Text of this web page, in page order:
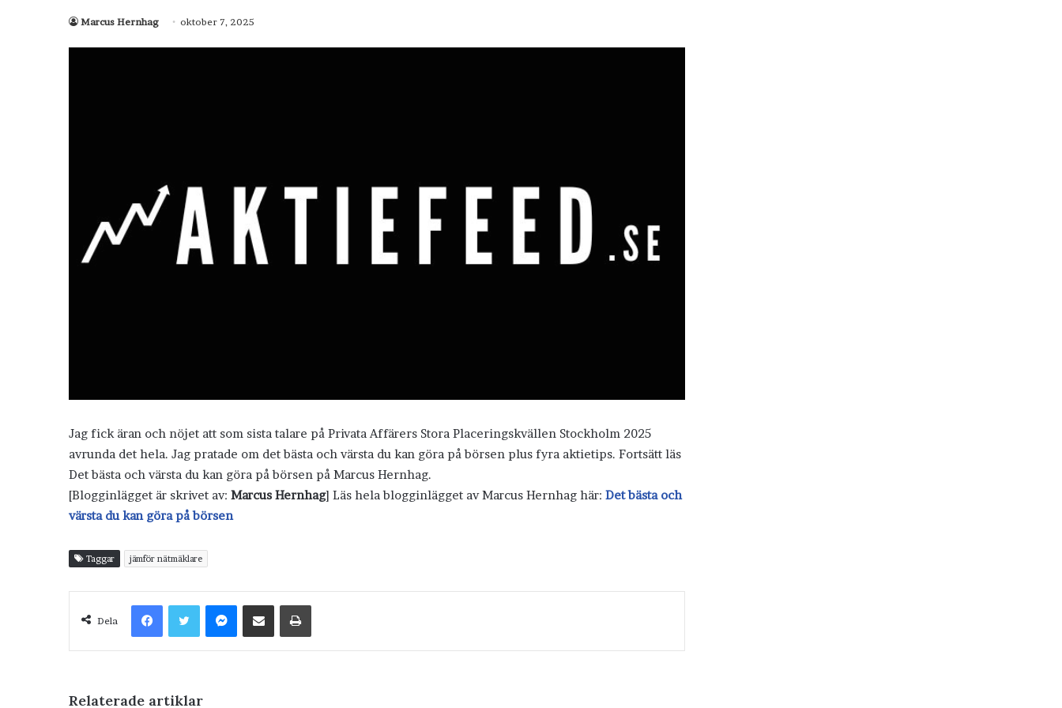
Marcus Hernhag oktober 7, 2025
Jag fick äran och nöjet att som sista talare på Privata Affärers Stora Placeringskvällen Stockholm 2025
avrunda det hela. Jag pratade om det bästa och värsta du kan göra på börsen plus fyra aktietips. Fortsätt läs
Det bästa och värsta du kan göra på börsen på Marcus Hernhag.
[Blogginlägget är skrivet av: Marcus Hernhag] Läs hela blogginlägget av Marcus Hernhag här: Det bästa och
värsta du kan göra på börsen
Taggar jämför nätmäklare
Dela
FacebookTwitterMessenger
Dela via e-post Skriv ut
Relaterade artiklar